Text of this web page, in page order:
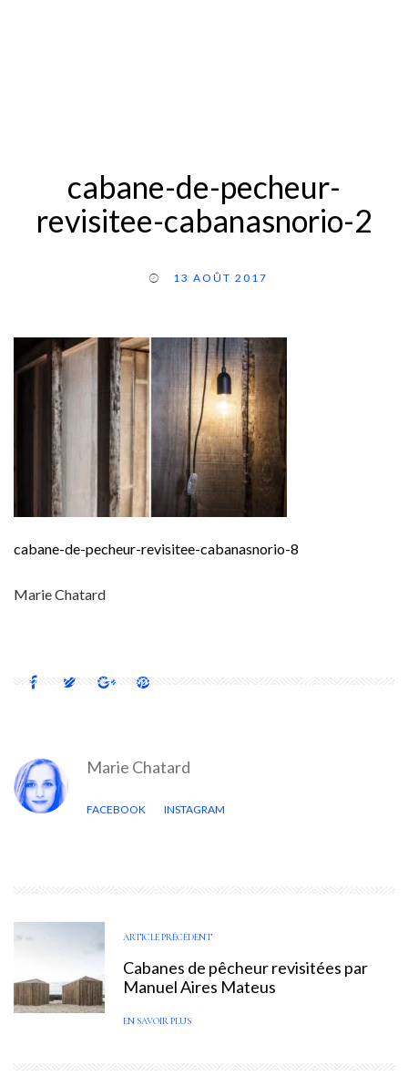
cabane-de-pecheur-
revisitee-cabanasnorio-2
13 AOÛT 2017
cabane-de-pecheur-revisitee-cabanasnorio-8
Marie Chatard
Marie Chatard
FACEBOOK INSTAGRAM
ARTICLE PRÉCÉDENT
Cabanes de pêcheur revisitées par
Manuel Aires Mateus
EN SAVOIR PLUS